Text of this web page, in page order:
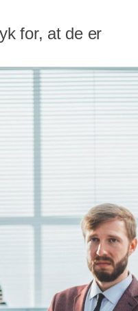
for, at de er